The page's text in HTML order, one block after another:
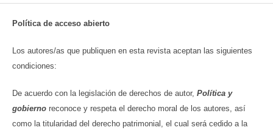
Política de acceso abierto
Los autores/as que publiquen en esta revista aceptan las siguientes
condiciones:
De acuerdo con la legislación de derechos de autor, Política y
gobierno reconoce y respeta el derecho moral de los autores, así
como la titularidad del derecho patrimonial, el cual será cedido a la